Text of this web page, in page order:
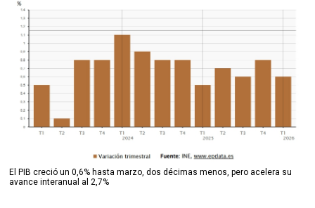
El PIB creció un 0,6% hasta marzo, dos décimas menos, pero acelera su
avance interanual al 2,7%